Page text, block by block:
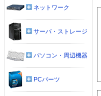
ネットワーク
サーバ・ストレージ
パソコン・周辺機器
PCパーツ